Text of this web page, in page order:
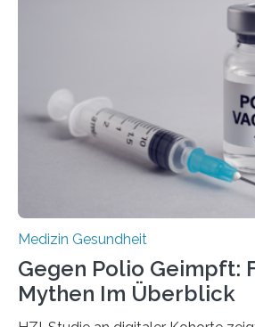
Dringend benötigt werden
nur Tumorschwachstellen angreifen
Gewebe verschonen. Forschende
Hertie-Institut für klinische
Universitätsklinikum Tübingen
Schwachstelle im Erbgut einer
Medulloblastoms gefunden. Die
Stiftung unterstützte das Projekt…
Medizin Gesundheit
Gegen Polio Geimpft:
Mythen Im Überblick